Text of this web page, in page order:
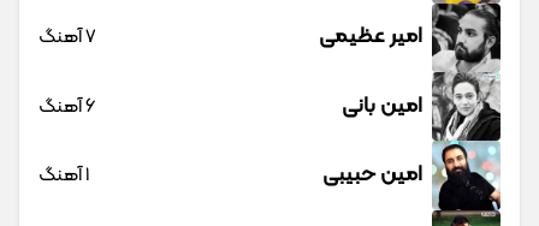
امیر عظیمی 7 آهنگ
امین بانی 6 آهنگ
امین حبیبی 1 آهنگ